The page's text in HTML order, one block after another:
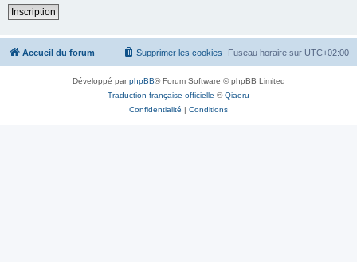
Inscription
Accueil du forum Fuseau horaire sur UTC+02:00
Supprimer les cookies
Développé parphpBB® Forum Software © phpBB Limited
Traduction française officielle ©Qiaeru
Confidentialité | Conditions